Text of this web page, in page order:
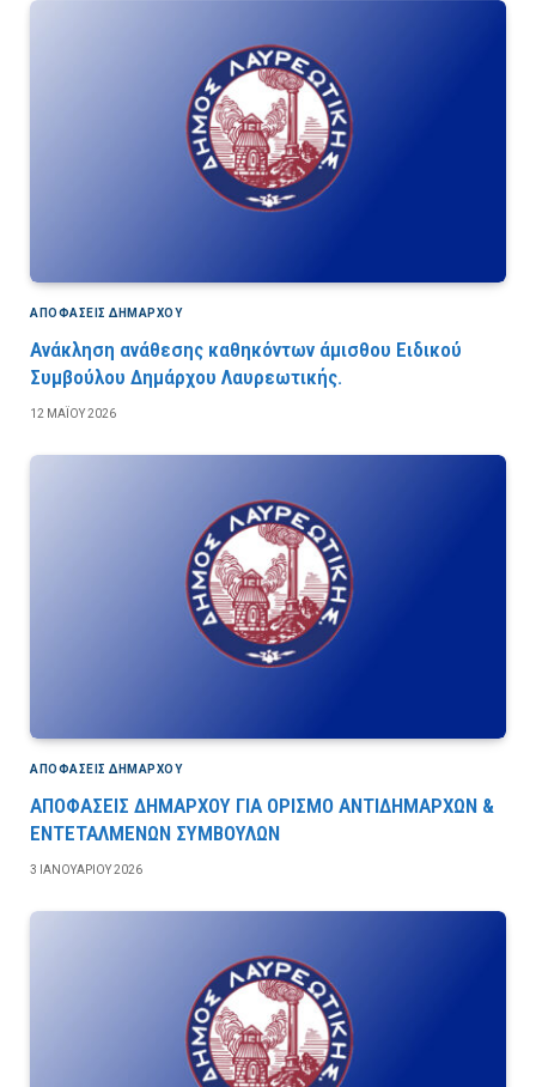
ΑΠΟΦΆΣΕΙΣ ΔΗΜΆΡΧΟΥ
Ανάκληση ανάθεσης καθηκόντων άμισθου Ειδικού
Συμβούλου Δημάρχου Λαυρεωτικής.
12 ΜΑΪ́ΟΥ 2026
ΑΠΟΦΆΣΕΙΣ ΔΗΜΆΡΧΟΥ
ΑΠΟΦΑΣΕΙΣ ΔΗΜΑΡΧΟΥ ΓΙΑ ΟΡΙΣΜΟ ΑΝΤΙΔΗΜΑΡΧΩΝ &
ΕΝΤΕΤΑΛΜΕΝΩΝ ΣΥΜΒΟΥΛΩΝ
3 ΙΑΝΟΥΑΡΊΟΥ 2026